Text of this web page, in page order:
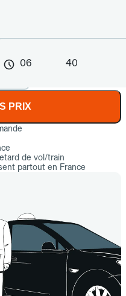
06 40
PRIX
de vol/train
partout en France